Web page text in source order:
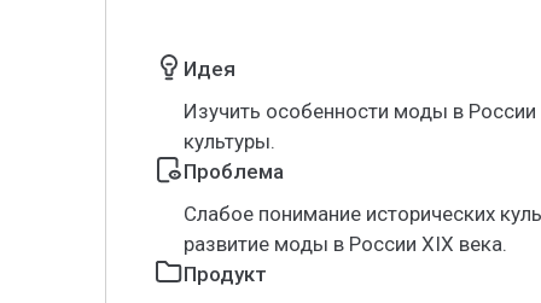
Идея
Изучить особенности моды в
культуры.
Проблема
Слабое понимание исторических
развитие моды в России XIX века.
Продукт